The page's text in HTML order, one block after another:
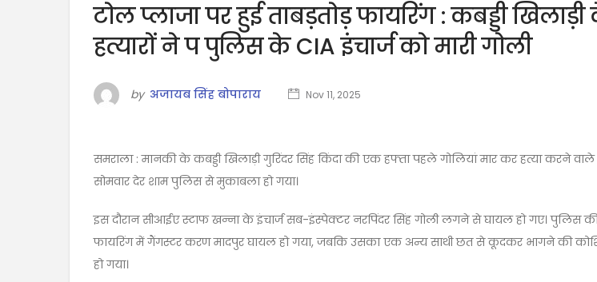
टोल प्लाजा पर हुई ताबड़तोड़ फायरिंग : कबड्डी
हत्यारों ने प पुलिस के CIA इंचार्ज को मारी गोली
by अजायब सिंह बोपाराय Nov 11, 2025
समराला : मानकी के कबड्डी खिलाड़ी गुरिंदर सिंह किंदा की एक हफ्ता पहले गोलियां मार कर हत्या करने
सोमवार देर शाम पुलिस से मुकाबला हो गया।
इस दौरान सीआईए स्टाफ खन्ना के इंचार्ज सब-इंस्पेक्टर नरपिंदर सिंह गोली लगने से घायल हो गए। पुलिस
फायरिंग में गैंगस्टर करण मादपुर घायल हो गया, जबकि उसका एक अन्य साथी छत से कूदकर भागने की
हो गया।